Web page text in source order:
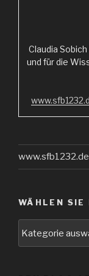
Claudia
und für die
www.sfb1232.de
WÄHLEN SIE